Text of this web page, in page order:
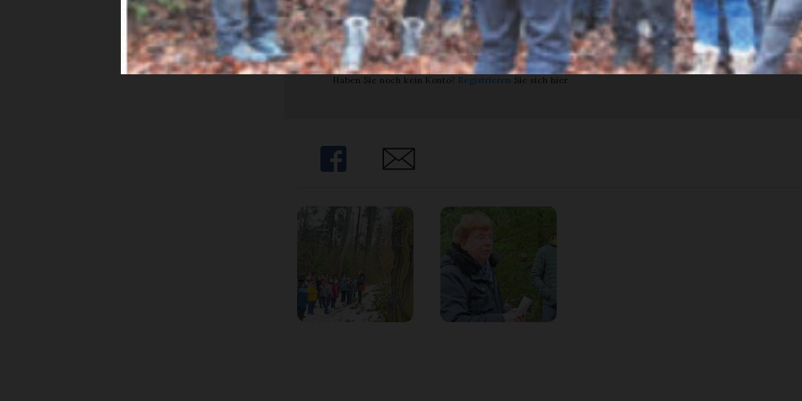
Anmelden
Haben Sie noch kein Konto? Registrieren Sie sich hier
Abo
Share Share